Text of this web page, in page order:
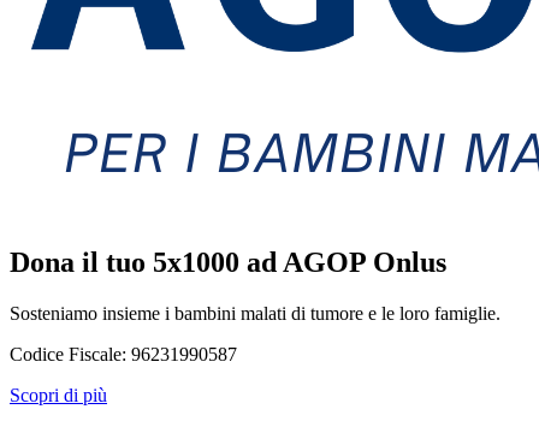
Dona il tuo 5x1000 ad AGOP Onlus
Sosteniamo insieme i bambini malati di tumore e le loro famiglie.
Codice Fiscale: 96231990587
Scopri di più